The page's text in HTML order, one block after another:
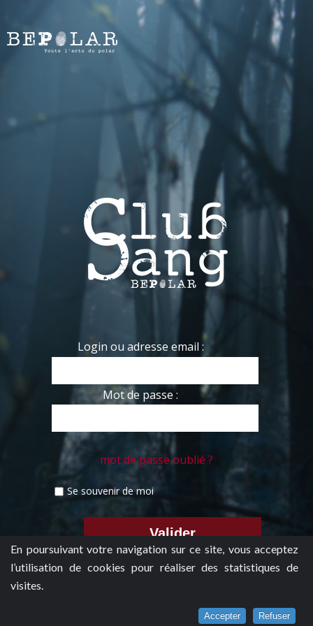
En poursuivant votre navigation sur ce site, vous acceptez
l’utilisation de cookies pour réaliser des statistiques de
visites.
Accepter Refuser
Login ou adresse email :
Mot de passe :
mot de passe oublié ?
Se souvenir de moi